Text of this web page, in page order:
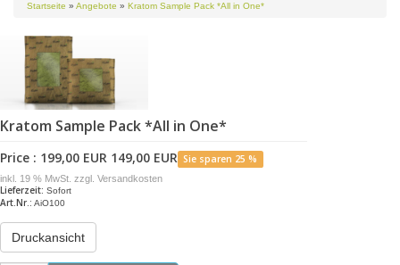
Startseite » Angebote » Kratom Sample Pack *All in One*
Kratom Sample Pack *All in One*
Price : 199,00 EUR 149,00 EUR Sie sparen 25 %
inkl. 19 % MwSt. zzgl. Versandkosten
Lieferzeit: Sofort
Art.Nr.: AiO100
Druckansicht